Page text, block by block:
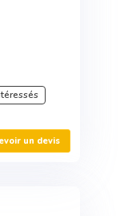
un devis